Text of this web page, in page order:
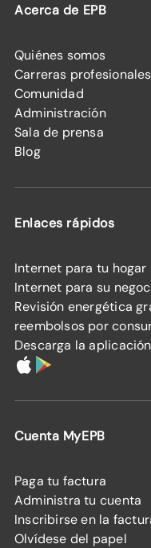
Acerca de EPB
Quiénes somos
Carreras profesionales
Comunidad
Administración
Sala de prensa
Blog
Enlaces rápidos
Internet para tu hogar
Internet para su
Revisión energética
reembolsos por
Descarga la
Cuenta MyEPB
Paga tu factura
Administra tu cuenta
Inscribirse en la
Olvídese del papel